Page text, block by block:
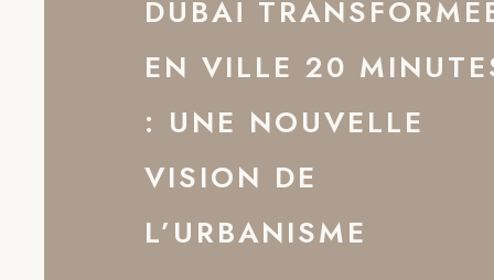
DUBAÏ
EN VILLE 20
: UNE NOUVELLE
VISION DE
L’URBANISME